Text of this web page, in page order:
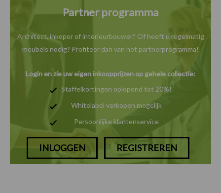
Partner programma
Architect, inkoper of interieurbouwer? Of heeft u regelmatig
meubels nodig? Profiteer dan van het partnerprogramma!
Login en zie uw eigen inkoopprijzen op gehele collectie:
Staffelkortingen oplopend tot 20%!
Whitelabel verkopen mogelijk
Persoonlijke klantenservice
INLOGGEN REGISTREREN